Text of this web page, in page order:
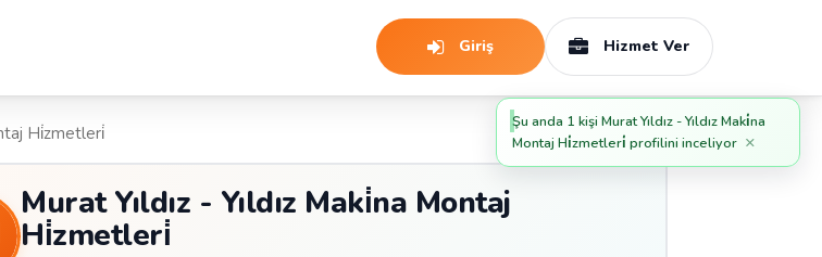
Giriş Hizmet Ver
Hi̇zmetleri̇
Şu anda 1 kişi Murat Yıldız - Yıldız Maki̇na
Montaj Hi̇zmetleri̇ profilini inceliyor ×
Murat Yıldız - Yıldız Maki̇na Montaj
Hi̇zmetleri̇